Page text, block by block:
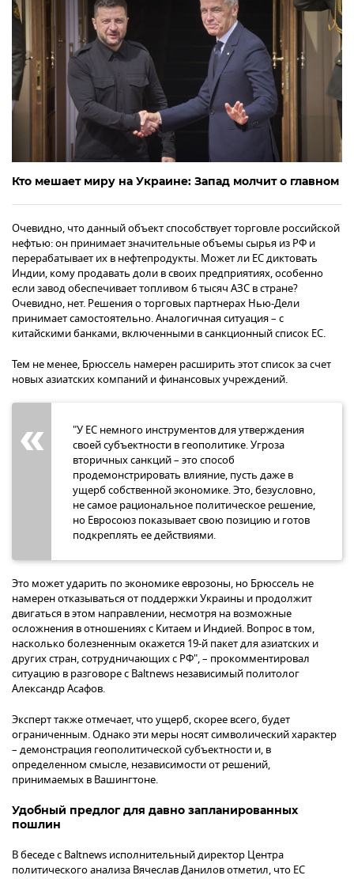
Кто мешает миру на Украине: Запад молчит о главном
Очевидно, что данный объект способствует торговле российской
нефтью: он принимает значительные объемы сырья из РФ и
перерабатывает их в нефтепродукты. Может ли ЕС диктовать
Индии, кому продавать доли в своих предприятиях, особенно
если завод обеспечивает топливом 6 тысяч АЗС в стране?
Очевидно, нет. Решения о торговых партнерах Нью-Дели
принимает самостоятельно. Аналогичная ситуация – с
китайскими банками, включенными в санкционный список ЕС.
Тем не менее, Брюссель намерен расширить этот список за счет
новых азиатских компаний и финансовых учреждений.
"У ЕС немного инструментов для утверждения
своей субъектности в геополитике. Угроза
вторичных санкций – это способ
продемонстрировать влияние, пусть даже в
ущерб собственной экономике. Это, безусловно,
не самое рациональное политическое решение,
но Евросоюз показывает свою позицию и готов
подкреплять ее действиями.
Это может ударить по экономике еврозоны, но Брюссель не
намерен отказываться от поддержки Украины и продолжит
двигаться в этом направлении, несмотря на возможные
осложнения в отношениях с Китаем и Индией. Вопрос в том,
насколько болезненным окажется 19-й пакет для азиатских и
других стран, сотрудничающих с РФ", – прокомментировал
ситуацию в разговоре с Baltnews независимый политолог
Александр Асафов.
Эксперт также отмечает, что ущерб, скорее всего, будет
ограниченным. Однако эти меры носят символический характер
– демонстрация геополитической субъектности и, в
определенном смысле, независимости от решений,
принимаемых в Вашингтоне.
Удобный предлог для давно запланированных
пошлин
В беседе с Baltnews исполнительный директор Центра
политического анализа Вячеслав Данилов отметил, что ЕС